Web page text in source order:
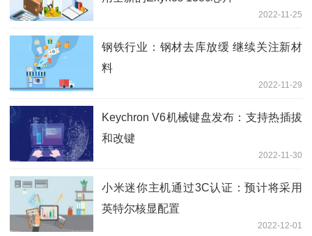
2022-11-25
钢铁行业：钢材去库放缓 继续关注新材
料
2022-11-29
Keychron V6机械键盘发布：支持热插拔
和改键
2022-11-30
小米迷你主机通过3C认证：预计将采用
英特尔核显配置
2022-12-01